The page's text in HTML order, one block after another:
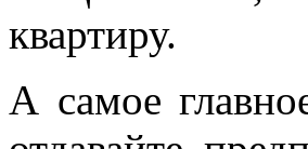
квартиру.
А самое